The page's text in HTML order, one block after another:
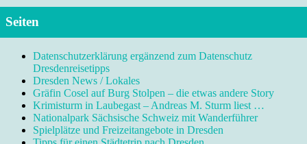
Seiten
Datenschutzerklärung ergänzend zum Datenschutz
Dresdenreisetipps
Dresden News / Lokales
Gräfin Cosel auf Burg Stolpen – die etwas andere Story
Krimisturm in Laubegast – Andreas M. Sturm liest …
Nationalpark Sächsische Schweiz mit Wanderführer
Spielplätze und Freizeitangebote in Dresden